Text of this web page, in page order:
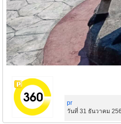
pr
วันที่ 31 ธันวาคม